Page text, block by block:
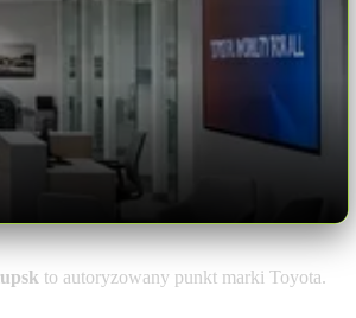
to autoryzowany punkt marki Toyota.